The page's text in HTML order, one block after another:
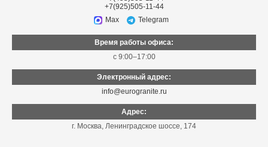
+7(925)505-11-44
Max
Telegram
Время работы офиса:
с 9:00–17:00
Электронный адрес:
info@eurogranite.ru
Адрес:
г. Москва Ленинградское шоссе, 174